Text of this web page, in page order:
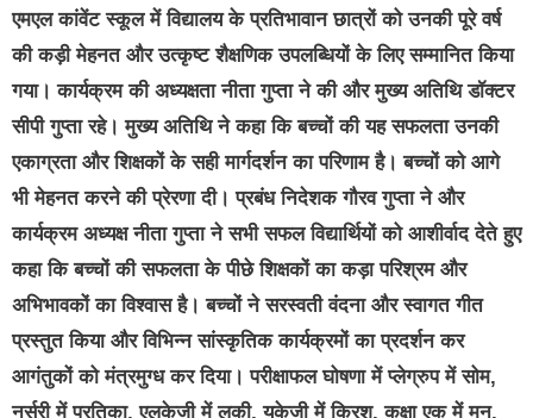
एमएल कांवेंट स्कूल में विद्यालय के प्रतिभावान छात्रों को उनकी पूरे वर्ष
की कड़ी मेहनत और उत्कृष्ट शैक्षणिक उपलब्धियों के लिए सम्मानित किया
गया। कार्यक्रम की अध्यक्षता नीता गुप्ता ने की और मुख्य अतिथि डॉक्टर
सीपी गुप्ता रहे। मुख्य अतिथि ने कहा कि बच्चों की यह सफलता उनकी
एकाग्रता और शिक्षकों के सही मार्गदर्शन का परिणाम है। बच्चों को आगे
भी मेहनत करने की प्रेरणा दी। प्रबंध निदेशक गौरव गुप्ता ने और
कार्यक्रम अध्यक्ष नीता गुप्ता ने सभी सफल विद्यार्थियों को आशीर्वाद देते हुए
कहा कि बच्चों की सफलता के पीछे शिक्षकों का कड़ा परिश्रम और
अभिभावकों का विश्वास है। बच्चों ने सरस्वती वंदना और स्वागत गीत
प्रस्तुत किया और विभिन्न सांस्कृतिक कार्यक्रमों का प्रदर्शन कर
आगंतुकों को मंत्रमुग्ध कर दिया। परीक्षाफल घोषणा में प्लेग्रुप में सोम,
नर्सरी में प्रतिका, एलकेजी में लकी, यूकेजी में क्रिश, कक्षा एक में मनु,